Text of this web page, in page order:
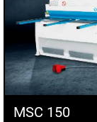
MSC 150